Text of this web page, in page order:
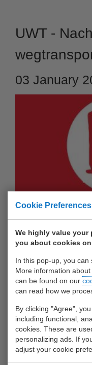
Cookie Preferences
We highly value your
you about cookies
In this pop-up, you can
More information
can be found on our
can read how we
By clicking "Agree",
including functional,
cookies. These are
personalizing ads. If
adjust your cookie
UWT -
03 January
voor
ongewijzigd, namelijk
Met de vroege
voor het inleveren en
hebben al veel
hun klanten te willen
Nederland niet